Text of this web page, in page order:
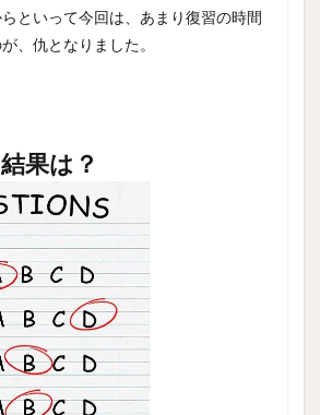
といって今回は、あまり復習の時間
、仇となりました。
果は？